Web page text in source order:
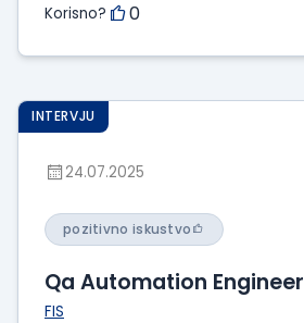
Korisno? 0
INTERVJU
24.07.2025
pozitivno iskustvo
Qa Automation Engineer
FIS